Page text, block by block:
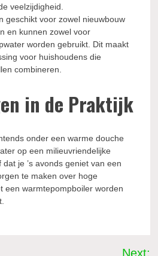
veelzijdigheid.
geschikt voor zowel nieuwbouw
en kunnen zowel voor
worden gebruikt. Dit maakt
voor huishoudens die
combineren.
in de Praktijk
onder een warme douche
op een milieuvriendelijke
je ’s avonds geniet van een
te maken over hoge
een warmtepompboiler worden
Next: